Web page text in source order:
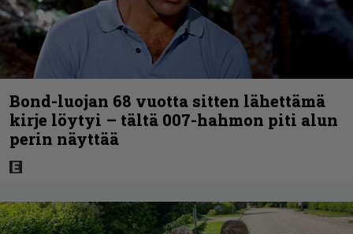
Bond-luojan 68 vuotta sitten lähettämä
kirje löytyi – tältä 007-hahmon piti alun
perin näyttää